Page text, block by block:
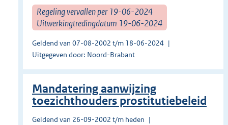
Regeling vervallen per 19-06-2024
Uitwerkingtredingdatum 19-06-2024
Geldend van 07-08-2002 t/m 18-06-2024
Uitgegeven door: Noord-Brabant
Mandatering aanwijzing
toezichthouders prostitutiebeleid
Geldend van 26-09-2002 t/m heden